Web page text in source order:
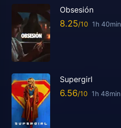
Obsesión
8.25 1h 40min
Supergirl
6.56 1h 48min